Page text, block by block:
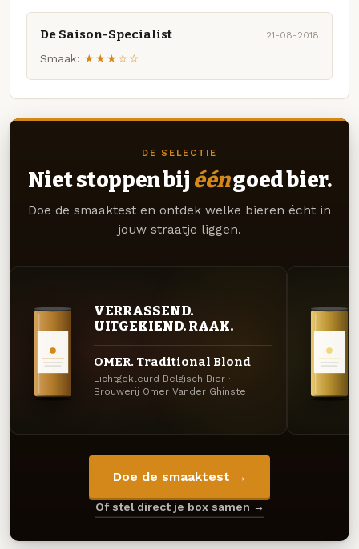
De Saison-Specialist 21-08-2018
Smaak: ★★★☆☆
DE SELECTIE
Niet stoppen bij ééngoed bier.
Doe de smaaktest en ontdek welke bieren écht in
jouw straatje liggen.
VERRASSEND.
UITGEKIEND. RAAK.
OMER. Traditional Blond
Lichtgekleurd Belgisch Bier ·
Brouwerij Omer Vander Ghinste
Doe de smaaktest →
Of stel direct je box samen →